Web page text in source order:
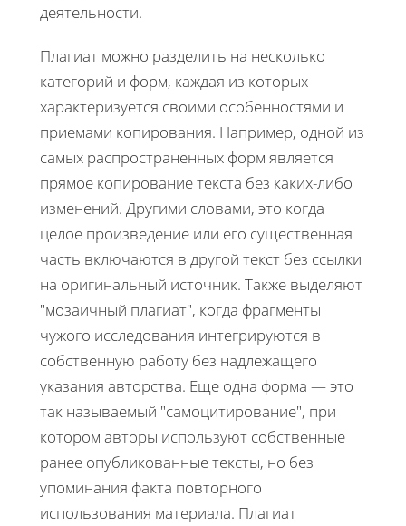
деятельности.
Плагиат можно разделить на несколько
категорий и форм, каждая из которых
характеризуется своими особенностями и
приемами копирования. Например, одной из
самых распространенных форм является
прямое копирование текста без каких-либо
изменений. Другими словами, это когда
целое произведение или его существенная
часть включаются в другой текст без ссылки
на оригинальный источник. Также выделяют
"мозаичный плагиат", когда фрагменты
чужого исследования интегрируются в
собственную работу без надлежащего
указания авторства. Еще одна форма — это
так называемый "самоцитирование", при
котором авторы используют собственные
ранее опубликованные тексты, но без
упоминания факта повторного
использования материала. Плагиат